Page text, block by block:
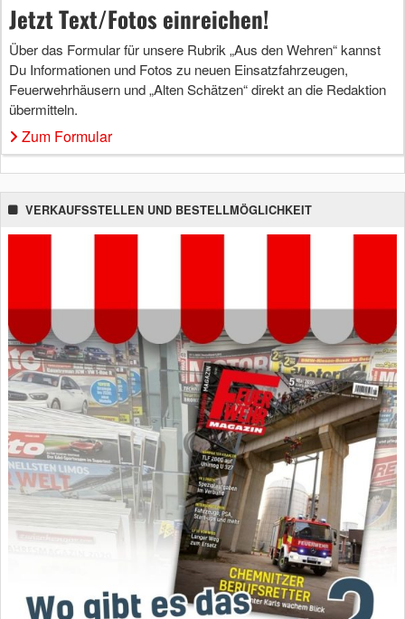
Jetzt Text/Fotos einreichen!
Über das Formular für unsere Rubrik „Aus den Wehren“ kannst
Du Informationen und Fotos zu neuen Einsatzfahrzeugen,
Feuerwehrhäusern und „Alten Schätzen“ direkt an die Redaktion
übermitteln.
Zum Formular
VERKAUFSSTELLEN UND BESTELLMÖGLICHKEIT